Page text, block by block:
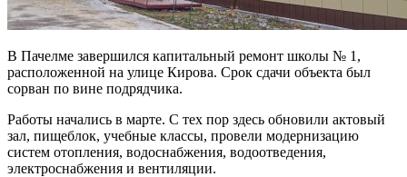
В Пачелме завершился капитальный ремонт школы № 1,
расположенной на улице Кирова. Срок сдачи объекта был
сорван по вине подрядчика.
Работы начались в марте. С тех пор здесь обновили актовый
зал, пищеблок, учебные классы, провели модернизацию
систем отопления, водоснабжения, водоотведения,
электроснабжения и вентиляции.